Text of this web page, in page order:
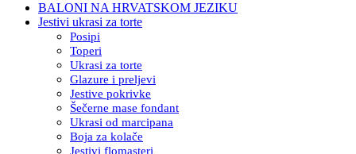
BALONI NA HRVATSKOM JEZIKU
Jestivi ukrasi za torte
Posipi
Toperi
Ukrasi za torte
Glazure i preljevi
Jestive pokrivke
Šečerne mase fondant
Ukrasi od marcipana
Boja za kolače
Jestivi flomasteri